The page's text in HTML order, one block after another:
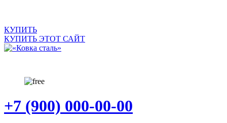
КУПИТЬ
КУПИТЬ ЭТОТ САЙТ
+7 (900) 000-00-00